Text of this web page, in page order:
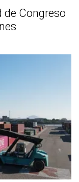
de Congreso